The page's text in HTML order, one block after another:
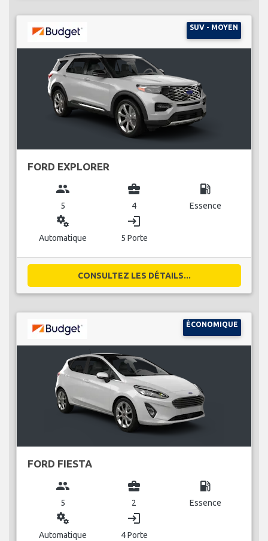
SUV - MOYEN
FORD EXPLORER
group
5
business_center
4
local_gas_station
Essence
miscellaneous_services
Automatique
login
5 Porte
CONSULTEZ LES DÉTAILS...
ÉCONOMIQUE
FORD FIESTA
group
5
business_center
2
local_gas_station
Essence
miscellaneous_services
Automatique
login
4 Porte